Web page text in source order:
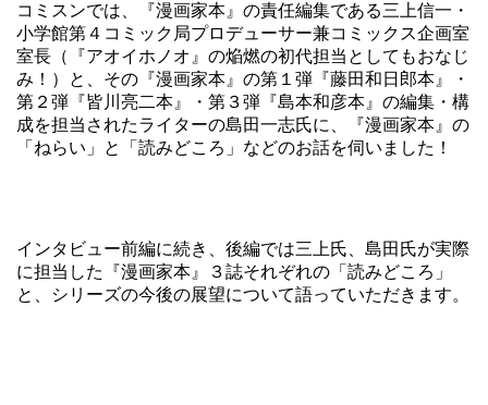
コミスンでは、『漫画家本』の責任編集である三上信一・
小学館第４コミック局プロデューサー兼コミックス企画室
室長（『アオイホノオ』の焔燃の初代担当としてもおなじ
み！）と、その『漫画家本』の第１弾『藤田和日郎本』・
第２弾『皆川亮二本』・第３弾『島本和彦本』の編集・構
成を担当されたライターの島田一志氏に、『漫画家本』の
「ねらい」と「読みどころ」などのお話を伺いました！
インタビュー前編に続き、後編では三上氏、島田氏が実際
に担当した『漫画家本』３誌それぞれの「読みどころ」
と、シリーズの今後の展望について語っていただきます。